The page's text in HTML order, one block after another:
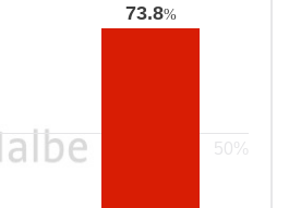
73.8%